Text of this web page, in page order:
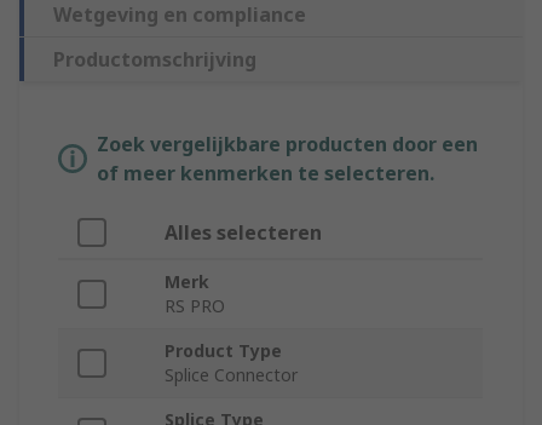
Wetgeving en compliance
Productomschrijving
Zoek vergelijkbare producten door een
of meer kenmerken te selecteren.
Alles selecteren
Merk
RS PRO
Product Type
Splice Connector
Splice Type